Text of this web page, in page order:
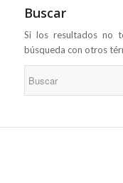
Buscar
Si los resultados no
búsqueda con otros